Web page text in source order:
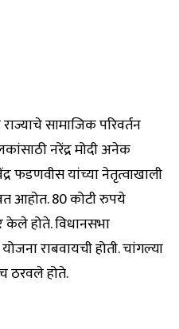
सामाजिक परिवर्तन
नरेंद्र मोदी अनेक
फडणवीस यांच्या नेतृत्वाखाली
आहोत. 80 कोटी रुपये
केले होते. विधानसभा
राबवायची होती. चांगल्या
ठरवले होते.